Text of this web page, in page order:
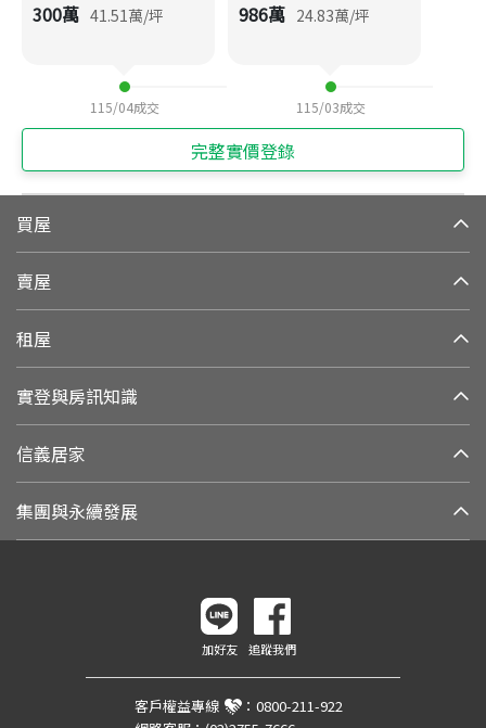
300萬 41.51萬/坪
115/04成交
986萬 24.83萬/坪
115/03成交
完整實價登錄
買屋
賣屋
租屋
實登與房訊知識
信義居家
集團與永續發展
加好友 追蹤我們
客戶權益專線 ： 0800-211-922